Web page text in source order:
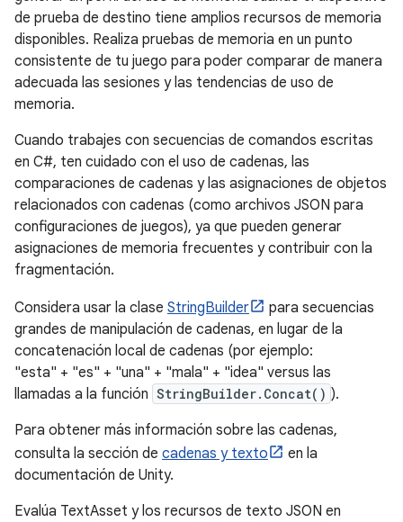
de prueba de destino tiene amplios recursos de memoria
disponibles. Realiza pruebas de memoria en un punto
consistente de tu juego para poder comparar de manera
adecuada las sesiones y las tendencias de uso de
memoria.
Cuando trabajes con secuencias de comandos escritas
en C#, ten cuidado con el uso de cadenas, las
comparaciones de cadenas y las asignaciones de objetos
relacionados con cadenas (como archivos JSON para
configuraciones de juegos), ya que pueden generar
asignaciones de memoria frecuentes y contribuir con la
fragmentación.
Considera usar la clase StringBuilder
para secuencias
grandes de manipulación de cadenas, en lugar de la
concatenación local de cadenas (por ejemplo:
"esta" + "es" + "una" + "mala" + "idea" versus las
llamadas a la función StringBuilder.Concat() ).
Para obtener más información sobre las cadenas,
consulta la sección de cadenas y texto
en la
documentación de Unity.
Evalúa TextAsset y los recursos de texto JSON en